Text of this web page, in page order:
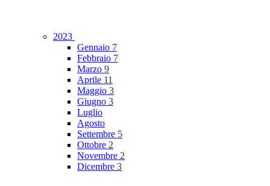
2023
Gennaio 7
Febbraio 7
Marzo 9
Aprile 11
Maggio 3
Giugno 3
Luglio
Agosto
Settembre 5
Ottobre 2
Novembre 2
Dicembre 3